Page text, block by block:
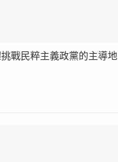
戰民粹主義政黨的主導地